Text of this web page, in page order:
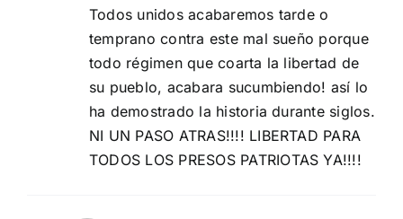
Todos unidos acabaremos tarde o
temprano contra este mal sueño porque
todo régimen que coarta la libertad de
su pueblo, acabara sucumbiendo! así lo
ha demostrado la historia durante siglos.
NI UN PASO ATRAS!!!! LIBERTAD PARA
TODOS LOS PRESOS PATRIOTAS YA!!!!